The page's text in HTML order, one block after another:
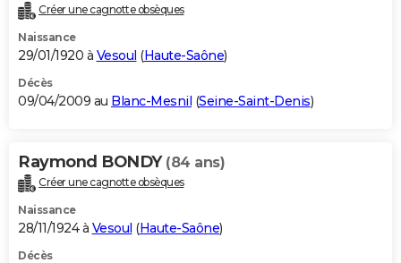
Créer une cagnotte obsèques
Naissance
29/01/1920 à Vesoul (Haute-Saône)
Décès
09/04/2009 au Blanc-Mesnil (Seine-Saint-Denis)
Raymond BONDY (84 ans)
Créer une cagnotte obsèques
Naissance
28/11/1924 à Vesoul (Haute-Saône)
Décès